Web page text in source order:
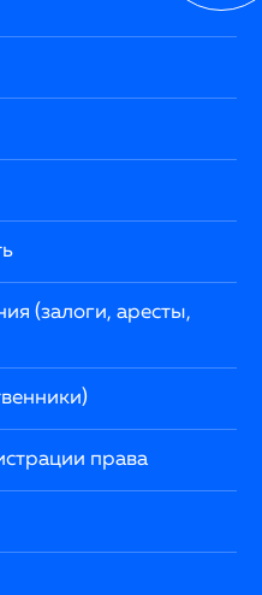
(залоги, аресты,
права